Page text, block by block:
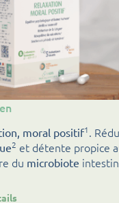
moral positif1.
2 et détente propice
du microbiote